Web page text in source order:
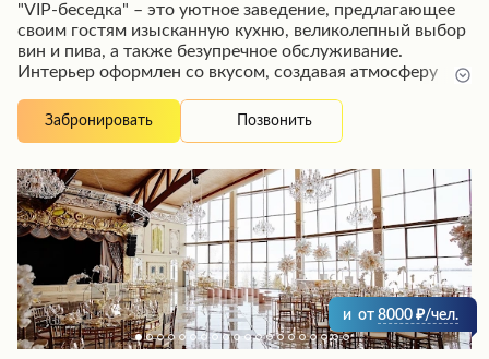
"VIP-беседка" – это уютное заведение, предлагающее
своим гостям изысканную кухню, великолепный выбор
вин и пива, а также безупречное обслуживание.
Интерьер оформлен со вкусом, создавая атмосферу
удивляют оригинальной подачей блюд, а
внимательные официанты обеспечивают быстрое и
дополняет уютную атмосферу, делая время,
проведенное в этом заведении, незабываемым.
Забронировать Позвонить
и от 8000 /чел.